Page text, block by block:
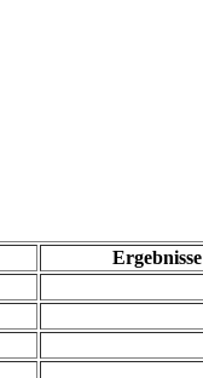
Ergebnisse